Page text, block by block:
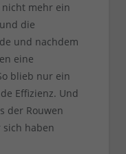
mehr ein
die
und nachdem
eine
blieb nur ein
Effizienz. Und
der Rouwen
haben